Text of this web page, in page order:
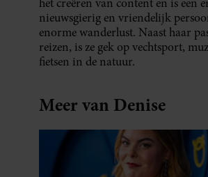
nieuwsgierig en vriendelijk
enorme wanderlust. Naast haar
reizen, is ze gek op vechtsport,
fietsen in de natuur.
Meer van Denise